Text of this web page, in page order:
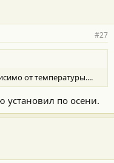
#27
от температуры....
установил по осени.